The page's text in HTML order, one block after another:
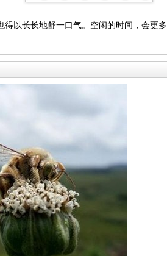
得以长长地舒一口气。空闲的时间，会更多